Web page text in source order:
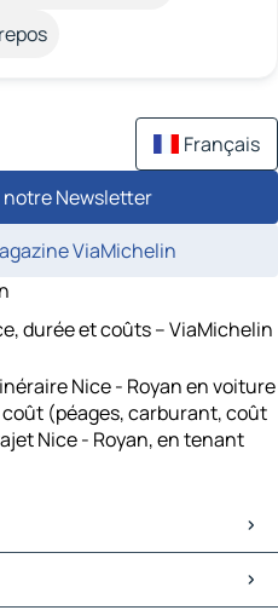
Français
Newsletter
ViaMichelin
durée et coûts – ViaMichelin
Nice - Royan en voiture
(péages, carburant, coût
Nice - Royan, en tenant